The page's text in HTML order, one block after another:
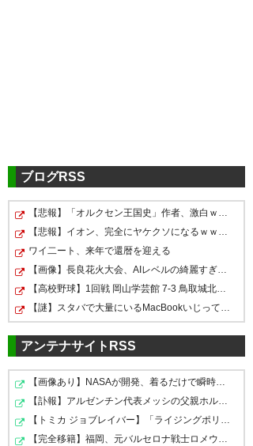
でも７シーズンは長いね
最初数字ミスってるのかと思っ
たｗ
— じゅん（元るみ）
(jun_roasso)2026, 3月 17
DAZNさん、ありがとう！
— 石倉利英 (shimane_kenjin)
2026, 3月 17
スポーツ中継の「DAZN独占」
とか「Netflix独占」を批判して
る人いるけど「お金払えば映像
提供しますよ」って言ってるの
にお金を出せるテレビ局が無い
から、結果的に「うちでしか見
られませんよ」になっただけ。
「独占」だと「他にはやらん」
な感じが出ちゃう。
他に適切な言葉はないのかな？
DAZNか……
価格にも文句言いたいけど、1番
は何見てもCMが入ること
アーカイブだけでもイライラす
るのに、ライブ配信まで入れ込
んでくるの勘弁してくれ
— 雛美 (3yaba724)2026, 3月
17
ブログRSS
【悲報】「オルクセン王国史」作者、激白ｗｗｗｗｗｗｗｗ
【悲報】イオン、完全にヤケクソになるｗｗｗｗ
ワイ二ート、来年で還暦を迎える
【画像】長良花火大会、AIレベルの綺麗すぎるプロポーズ…
【高校野球】1回戦 岡山学芸館 7-3 鳥取城北 岡山学芸…
【謎】スタバで大量にいるMacBookいじってるやつって何や…
アンテナサイトRSS
【画像あり】NASAが開発、着るだけで瞬時に「-15℃冷却」…
【訃報】アルゼンチン代表メッシの父親ホルヘさん、68歳…
【トミカ ジョブレイバー】「ライジングポリスブレイバー…
【完全移籍】福岡、元バルセロナ戦士ロメウ獲得！34歳MF…